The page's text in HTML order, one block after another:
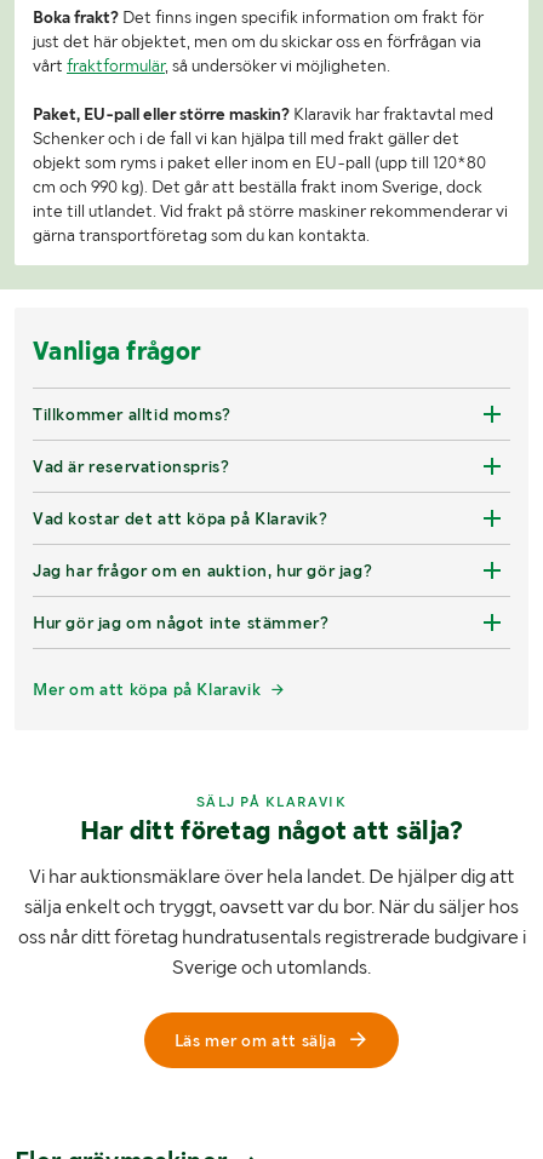
Boka frakt? Det finns ingen specifik information om frakt för
just det här objektet, men om du skickar oss en förfrågan via
vårt fraktformulär, så undersöker vi möjligheten.
Paket, EU-pall eller större maskin? Klaravik har fraktavtal med
Schenker och i de fall vi kan hjälpa till med frakt gäller det
objekt som ryms i paket eller inom en EU-pall (upp till 120*80
cm och 990 kg). Det går att beställa frakt inom Sverige, dock
inte till utlandet. Vid frakt på större maskiner rekommenderar vi
gärna transportföretag som du kan kontakta.
Vanliga frågor
Tillkommer alltid moms?
Vad är reservationspris?
Vad kostar det att köpa på Klaravik?
Jag har frågor om en auktion, hur gör jag?
Hur gör jag om något inte stämmer?
Mer om att köpa på Klaravik
SÄLJ PÅ KLARAVIK
Har ditt företag något att sälja?
Vi har auktionsmäklare över hela landet. De hjälper dig att
sälja enkelt och tryggt, oavsett var du bor. När du säljer hos
oss når ditt företag hundratusentals registrerade budgivare i
Sverige och utomlands.
Läs mer om att sälja